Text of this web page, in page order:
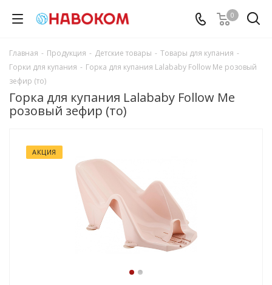
0
Главная - Продукция - Детские товары - Товары для купания -
Горки для купания - Горка для купания Lalababy Follow Me розовый
зефир (то)
Горка для купания Lalababy Follow Me
розовый зефир (то)
АКЦИЯ